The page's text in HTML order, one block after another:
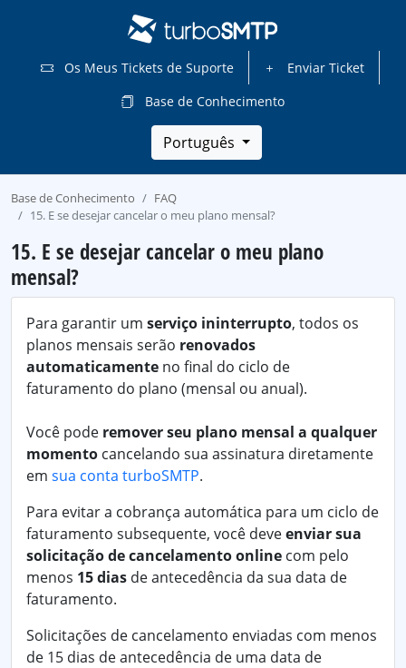
Os Meus Tickets de Suporte
Enviar Ticket
Base de Conhecimento
Português
Base de Conhecimento
FAQ
15. E se desejar cancelar o meu plano mensal?
15. E se desejar cancelar o meu plano
mensal?
Para garantir um serviço ininterrupto, todos os
planos mensais serão renovados
automaticamente no final do ciclo de
faturamento do plano (mensal ou anual).
Você pode remover seu plano mensal a qualquer
momento cancelando sua assinatura diretamente
em sua conta turboSMTP.
Para evitar a cobrança automática para um ciclo de
faturamento subsequente, você deveenviar sua
solicitação de cancelamento online com pelo
menos 15 dias de antecedência da sua data de
faturamento.
Solicitações de cancelamento enviadas com menos
de 15 dias de antecedência de uma data de